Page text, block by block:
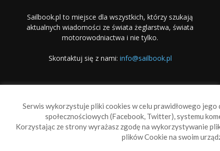
Sailbook.pl to miejsce dla wszystkich, którzy szukają
aktualnych wiadomości ze świata żeglarstwa, świata
motorowodniactwa i nie tylko.
Skontaktuj się z nami: info@sailbook.pl
Serwis wykorzystuje pliki cookies w celu prawidłowego
społecznościowych (Facebook, Twitter), systemu
Korzystając ze strony wyrażasz zgodę na wykorzystywanie
plików Cookie na swoim